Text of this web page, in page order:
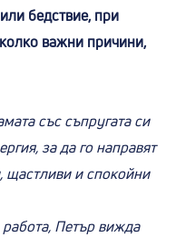
бедствие, при
важни причини,
със съпругата си
за да го направят
щастливи и спокойни
Петър вижда